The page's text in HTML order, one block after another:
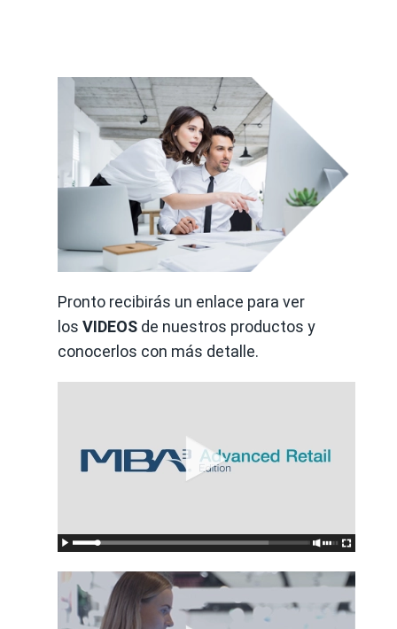
Pronto recibirás un enlace para ver
los VIDEOS de nuestros productos y
conocerlos con más detalle.